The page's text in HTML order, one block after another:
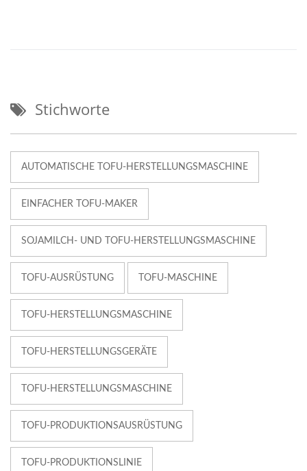
Stichworte
AUTOMATISCHE TOFU-HERSTELLUNGSMASCHINE
EINFACHER TOFU-MAKER
SOJAMILCH- UND TOFU-HERSTELLUNGSMASCHINE
TOFU-AUSRÜSTUNG TOFU-MASCHINE
TOFU-HERSTELLUNGSMASCHINE
TOFU-HERSTELLUNGSGERÄTE
TOFU-HERSTELLUNGSMASCHINE
TOFU-PRODUKTIONSAUSRÜSTUNG
TOFU-PRODUKTIONSLINIE